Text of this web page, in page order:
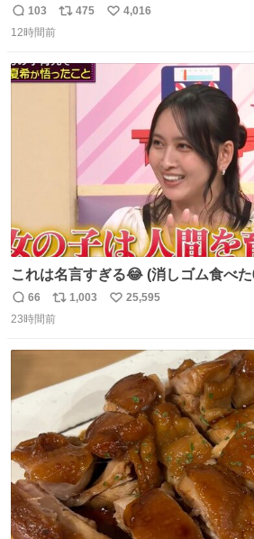
けは娘の波長を感じ取れるから声出
たらしい。 急いで旦那が救出して、
3回ほど。 小さい手だけど、地味に
那に泣きついてた。
返
信
103
リ
ト
475
い
4,016
12時間前
これは名言すぎる😂 (消しゴム食べ
がら)
返
信
66
リ
ポ
数
1,003
い
数
25,595
23時間前